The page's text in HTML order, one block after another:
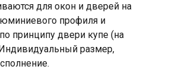
для окон и дверей на
профиля и
принципу двери купе (на
размер,